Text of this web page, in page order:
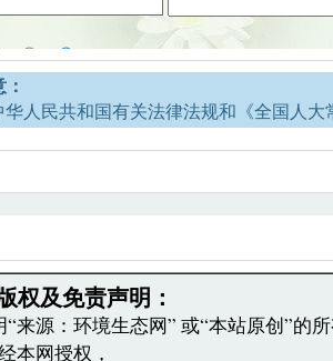
华人民共和国有关法律法规和《全国人
责任。
文章跟帖管理员有权保留或删除其管辖
即表明您已经阅读并接受上述条款，如
理员反映。
权及免责声明：
“来源：环境生态网” 或“本站原创”的
本网授权，